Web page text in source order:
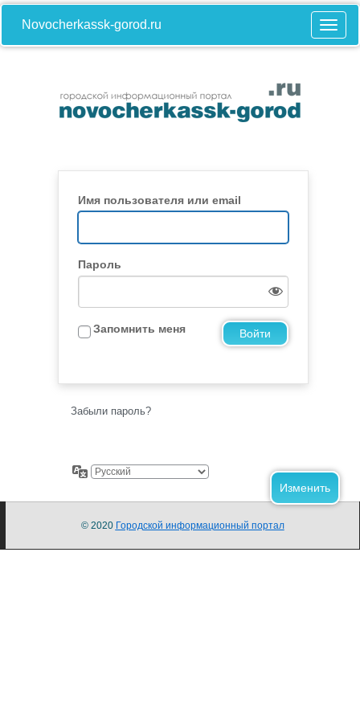
Novocherkassk-gorod.ru
Имя пользователя или email
Пароль
Запомнить меня
Забыли пароль?
© 2020 Городской информационный портал